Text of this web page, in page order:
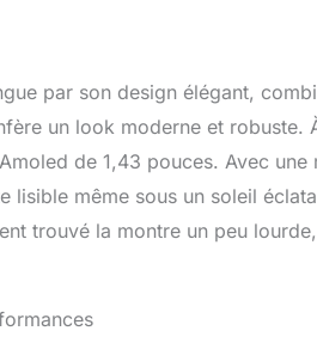
Sportive
GPS intégrée,
importantes
porter cette
objectifs
Lumineux】
par son design élégant,
un look moderne et
de 1,43 pouces. Avec
lisible même sous un soleil
trouvé la montre un peu